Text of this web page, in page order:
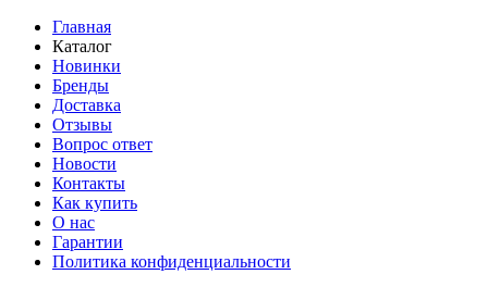
Главная
Каталог
Новинки
Бренды
Доставка
Отзывы
Вопрос ответ
Новости
Контакты
Как купить
О нас
Гарантии
Политика конфиденциальности